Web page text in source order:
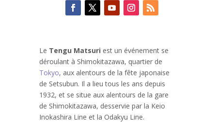
Le Tengu Matsuri est un événement se
déroulant à Shimokitazawa, quartier de
Tokyo, aux alentours de la fête japonaise
de Setsubun. Il a lieu tous les ans depuis
1932, et se situe aux alentours de la gare
de Shimokitazawa, desservie par la Keio
Inokashira Line et la Odakyu Line.